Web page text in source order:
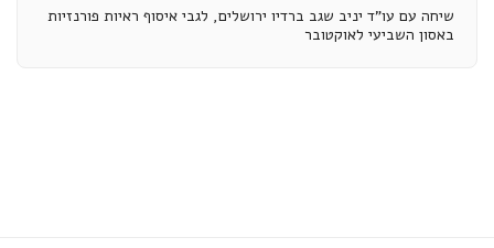
שיחה עם עו"ד יניב שגב ברדיו ירושלים, לגבי איסוף ראיות פורנזיות
באסון השביעי לאוקטובר